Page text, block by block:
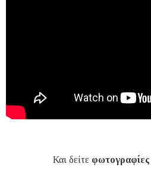
Και δείτε φωτογραφίες